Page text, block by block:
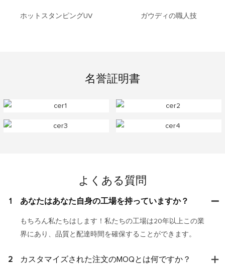
ホットスタンピングUV ガウディの職人技
名誉証明書
よくある質問
1 あなたはあなた自身の工場を持っていますか？
もちろん私たちはします！私たちの工場は20年以上この業
界にあり、品質と配達時間を確保することができます。
2 カスタマイズされた注文のMOQとは何ですか？